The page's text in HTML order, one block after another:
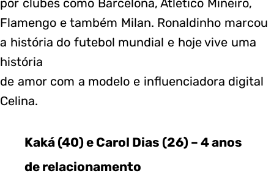
Flamengo e também Milan. Ronaldinho marcou
a história do futebol mundial e hoje vive uma
história
de amor com a modelo e influenciadora digital
Celina.
Kaká (40) e Carol Dias (26) – 4 anos
de relacionamento